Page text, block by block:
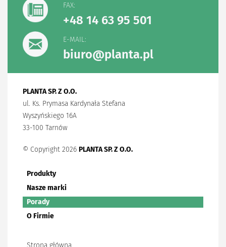
FAX:
+48 14 63 95 501
E-MAIL:
biuro@planta.pl
PLANTA SP. Z O.O.
ul. Ks. Prymasa Kardynała Stefana
Wyszyńskiego 16A
33-100 Tarnów
© Copyright 2026 PLANTA SP. Z O.O.
Produkty
Nasze marki
Porady
O Firmie